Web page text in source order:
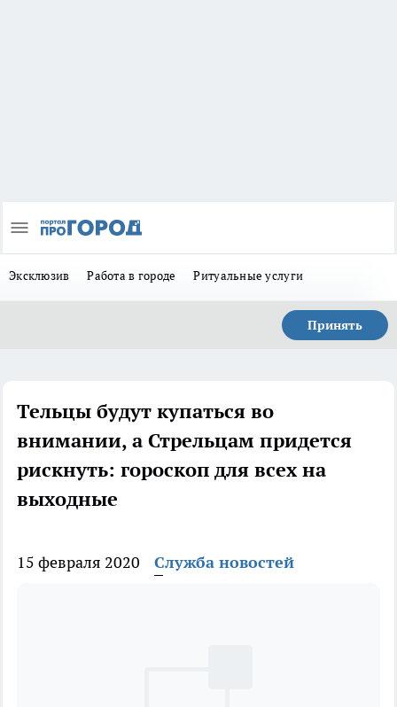
Эксклюзив Работа в городе Ритуальные услуги
Принять
Тельцы будут купаться во
внимании, а Стрельцам придется
рискнуть: гороскоп для всех на
выходные
15 февраля 2020 Служба новостей